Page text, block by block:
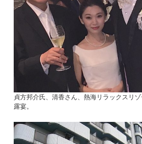
貞方邦介氏、清香さん、熱海リラックスリ
露宴。